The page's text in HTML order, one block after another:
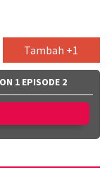
Tambah +1
1 EPISODE 2